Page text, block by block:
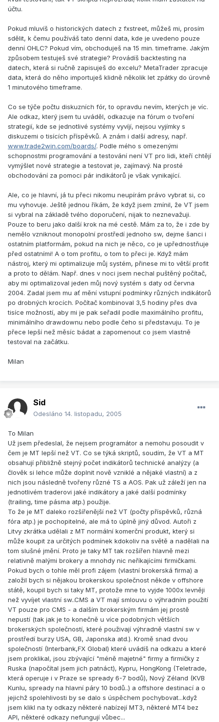
účtu.
Pokud mluvíš o historických datech z fxstreet, můžeš mi, prosím
sdělit, k čemu používáš tato denní data, kde je uvedeno pouze
denní OHLC? Pokud vím, obchoduješ na 15 min. timeframe. Jakým
způsobem testuješ své strategie? Provádíš backtesting na
datech, která si ručně zapisuješ do excelu? MetaTrader zpracuje
data, která do něho importuješ klidně několik let zpátky do úrovně
1 minutového timeframe.
Co se týče počtu diskuzních fór, to opravdu nevím, kterých je víc.
Ale odkaz, který jsem tu uváděl, odkazuje na fórum o tvoření
strategií, kde se jednotlivé systémy vyvíjí, nejsou vyjímky s
diskuzemi o tisících příspěvků. A znám i další adresy, např.
www.trade2win.com/boards/. Podle mého s omezenými
schopnostmi programování a testování není VT pro lidi, kteří chtějí
vymýšlet nové strategie a testovat je, zajímavý. Na prosté
obchodování za pomoci pár indikátorů je však vynikající.
Ale, co je hlavní, já tu přeci nikomu neupírám právo vybrat si, co
mu vyhovuje. Ještě jednou říkám, že když jsem zmínil, že VT jsem
si vybral na základě tvého doporučení, nijak to neznevažuji.
Pouze to beru jako další krok na mé cestě. Mám za to, že i zde by
nemělo vzniknout monopolní prostředí jednoho sw, dejme šanci i
ostatním platformám, pokud na nich je něco, co je upřednostňuje
před ostatními! A o tom profitu, o tom to přeci je. Když mám
nástroj, který mi optimalizuje můj systém, přinese mi to větší profit
a proto to dělám. Např. dnes v noci jsem nechal puštěný počítač,
aby mi optimalizoval jeden můj nový systém s daty od června
2004. Zadal jsem mu ať mění vstupní podmínky různých indikátorů
po drobných krocích. Počítač kombinoval 3,5 hodiny přes dva
tisíce možností, aby mi je pak seřadil podle maximálního profitu,
minimálního drawdownu nebo podle čeho si představuju. To je
přece lepší než měsíc bádat a zapomenout co jsem vlastně
testoval na začátku.
Milan
Sid
Odesláno 14. listopadu, 2005
To Milan
Už jsem předeslal, že nejsem programátor a nemohu posoudit v
čem je MT lepší než VT. Co se týká skriptů, soudím, že VT a MT
obsahují přibližně stejný počet indikátorů technické analýzy (a
člověk si lehce může doplnit nově vzniklé a nějaké vlastní) a z
nich jsou následně tvořeny různé TS a AOS. Pak už záleží jen na
jednotlivém traderovi jaké indikátory a jaké další podmínky
(trailing, time pásma atp.) použije.
To že je MT daleko rozšířenější než VT (počty příspěvků, různá
fóra atp.) je pochopitelné, ale má to úplně jiný důvod. Autoři z
Litvy zkrátka udělali z MT normální komerční produkt, který si
může koupit za určitých podmínek kdokoliv na světě a nadělali na
tom slušné jmění. Proto je taky MT tak rozšířen hlavně mezi
relativně malými brokery a mnohdy nic neříkajícími firmičkami.
Pokud bych o tohle měl profi zájem (vlastní brokerská firma) a
založil bych si nějakou brokerskou společnost někde v offshore
státě, koupil bych si taky MT, protože mne to vyjde 1000x levněji
než vyvíjet vlastní sw..CMS a VT mají smlouvu o výhradním použití
VT pouze pro CMS - a dalším brokerským firmám jej prostě
nepustí (tak jak je to konečně u více podobných větších
brokerských společností, které použivají výhradně vlastní sw v
prostředí burzy USA, GB, Japonska atd.). Kromě snad dvou
společností (Interbank,FX Global) které uvádíš na odkazu a které
jsem proklikal, jsou zbývající "méně majetné" firmy a firmičky z
Ruska (napočítal jsem jich patnáct), Kypru, HongKong (Teletrade,
která operuje i v Praze se spready 6-7 bodů), Nový Zéland (KVB
Kunlu, spready na hlavní páry 10 bodů..) a offshore destinací a o
jejichž spolehlivosti by se dalo s úspěchem pochybovat...když
jsem klikl na ty odkazy některé nabízejí MT3, některé MT4 bez
API, některé odkazy nefungují vůbec...